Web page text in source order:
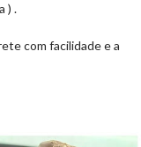
) .
com facilidade e a